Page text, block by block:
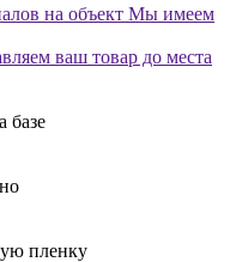
на объект Мы имеем
ваш товар до места
базе
пленку